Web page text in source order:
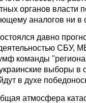
органов власти
аналогов ни в
давно
СБУ,
команды
выборы в
в духе
атмосфера